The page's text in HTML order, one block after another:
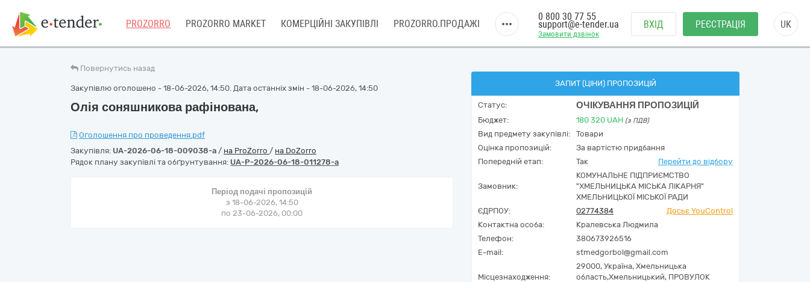
PROZORRO PROZORRO MARKET КОМЕРЦІЙНІ ЗАКУПІВЛІ PROZORRO.ПРОДАЖІ
Замовити дзвінок
0 800 30 77 55
support@e-tender.ua ВХІД РЕЄСТРАЦІЯ UK
Повернутись назад
Закупівлю оголошено - 18-06-2026, 14:50. Дата останніх змін - 18-06-2026, 14:50
Олія соняшникова рафінована,
Оголошення про проведення.pdf
Закупівля: UA-2026-06-18-009038-a / на ProZorro / на DoZorro
Рядок плану закупівлі та обґрунтування: UA-P-2026-06-18-011278-a
Період подачі пропозицій
з 18-06-2026, 14:50
по 23-06-2026, 00:00
ЗАПИТ (ЦІНИ) ПРОПОЗИЦІЙ
Статус: ОЧІКУВАННЯ ПРОПОЗИЦІЙ
Бюджет: 180 320 UAH (з ПДВ)
Вид предмету закупівлі:
Товари
Оцінка пропозицій:
За вартістю придбання
Попередній етап:
Так Перейти до відбору
Замовник:
КОМУНАЛЬНЕ ПІДПРИЄМСТВО
"ХМЕЛЬНИЦЬКА МІСЬКА ЛІКАРНЯ"
ХМЕЛЬНИЦЬКОЇ МІСЬКОЇ РАДИ
ЄДРПОУ:
02774384
Досьє YouControl
Контактна особа:
Кралевська Людмила
Телефон:
380673926516
E-mail:
stmedgorbol@gmail.com
Місцезнаходження:
29000, Україна, Хмельницька
область,Хмельницький, ПРОВУЛОК